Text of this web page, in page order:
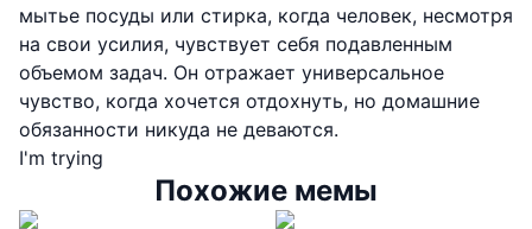
мытье посуды или стирка, когда человек, несмотря
на свои усилия, чувствует себя подавленным
объемом задач. Он отражает универсальное
чувство, когда хочется отдохнуть, но домашние
обязанности никуда не деваются.
I'm trying
Похожие мемы